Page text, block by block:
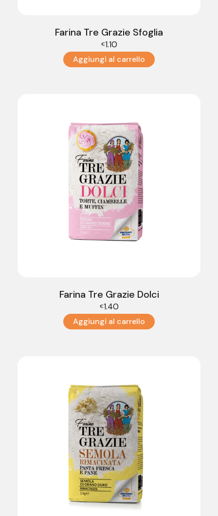
Farina Tre Grazie Sfoglia
€1.10
Aggiungi al carrello
Farina Tre Grazie Dolci
€1.40
Aggiungi al carrello